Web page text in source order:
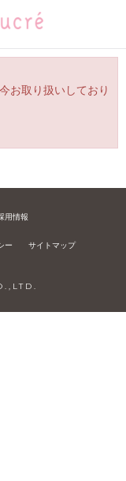
お取り扱いしており
用情報
ー サイトマップ